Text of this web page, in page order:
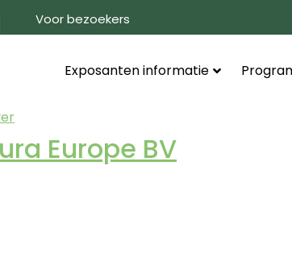
Voor bezoekers
Exposanten informatie
Europe BV